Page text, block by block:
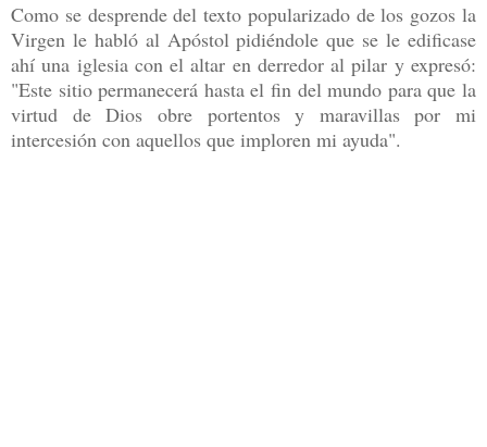
Como se desprende del texto popularizado de los gozos la
Virgen le habló al Apóstol pidiéndole que se le edificase
ahí una iglesia con el altar en derredor al pilar y expresó:
"Este sitio permanecerá hasta el fin del mundo para que la
virtud de Dios obre portentos y maravillas por mi
intercesión con aquellos que imploren mi ayuda".